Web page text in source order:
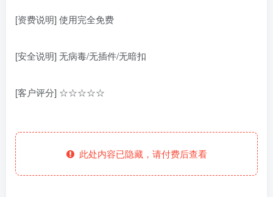
[资费说明] 使用完全免费
[安全说明] 无病毒/无插件/无暗扣
[客户评分] ☆☆☆☆☆
此处内容已隐藏，请付费后查看